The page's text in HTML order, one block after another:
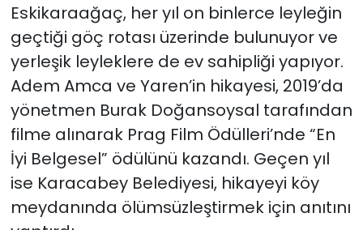
Eskikaraağaç, her yıl on binlerce leyleğin
geçtiği göç rotası üzerinde bulunuyor ve
yerleşik leyleklere de ev sahipliği yapıyor.
Adem Amca ve Yaren’in hikayesi, 2019’da
yönetmen Burak Doğansoysal tarafından
filme alınarak Prag Film Ödülleri’nde “En
İyi Belgesel” ödülünü kazandı. Geçen yıl
ise Karacabey Belediyesi, hikayeyi köy
meydanında ölümsüzleştirmek için anıtını